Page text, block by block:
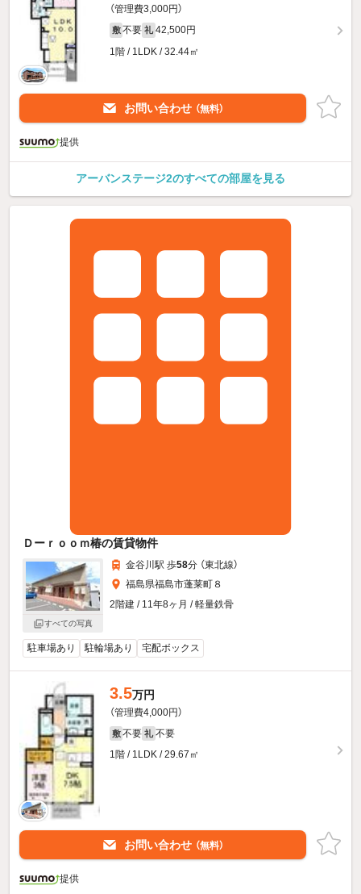
（管理費3,000円）
敷 不要 礼 42,500円
1階 / 1LDK / 32.44㎡
お問い合わせ （無料）
提供
アーバンステージ2のすべての部屋を見る
Ｄーｒｏｏｍ椿の賃貸物件
すべての写真
金谷川駅 歩58分 （東北線）
福島県福島市蓬莱町８
2階建 / 11年8ヶ月 / 軽量鉄骨
駐車場あり 駐輪場あり 宅配ボックス
3.5万円
（管理費4,000円）
敷 不要 礼 不要
1階 / 1LDK / 29.67㎡
お問い合わせ （無料）
提供